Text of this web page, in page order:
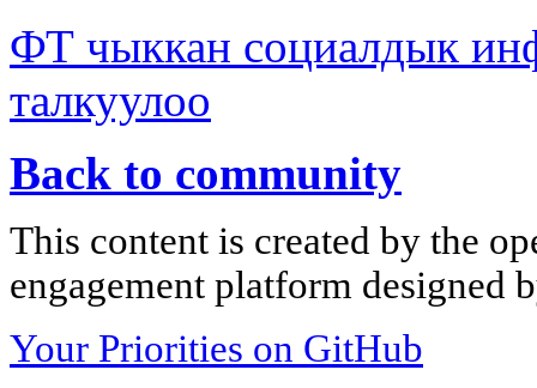
ФТ чыккан социалдык
талкуулоо
Back to community
This content is created by the
engagement platform designed
Your Priorities on GitHub